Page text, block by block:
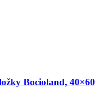
Bocioland, 40×60